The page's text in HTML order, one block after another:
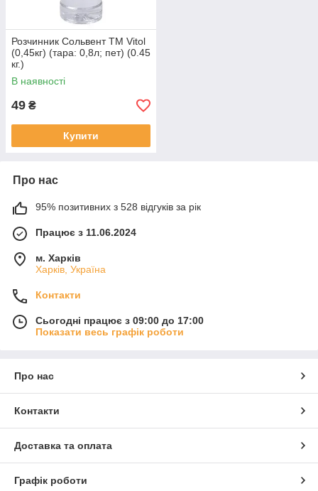
Розчинник Сольвент ТМ Vitol
(0,45кг) (тара: 0,8л; пет) (0.45
кг.)
В наявності
49 ₴
Купити
Про нас
95% позитивних з 528 відгуків за рік
Працює з 11.06.2024
м. Харків
Харків, Україна
Контакти
Сьогодні працює з 09:00 до 17:00
Показати весь графік роботи
Про нас
Контакти
Доставка та оплата
Графік роботи